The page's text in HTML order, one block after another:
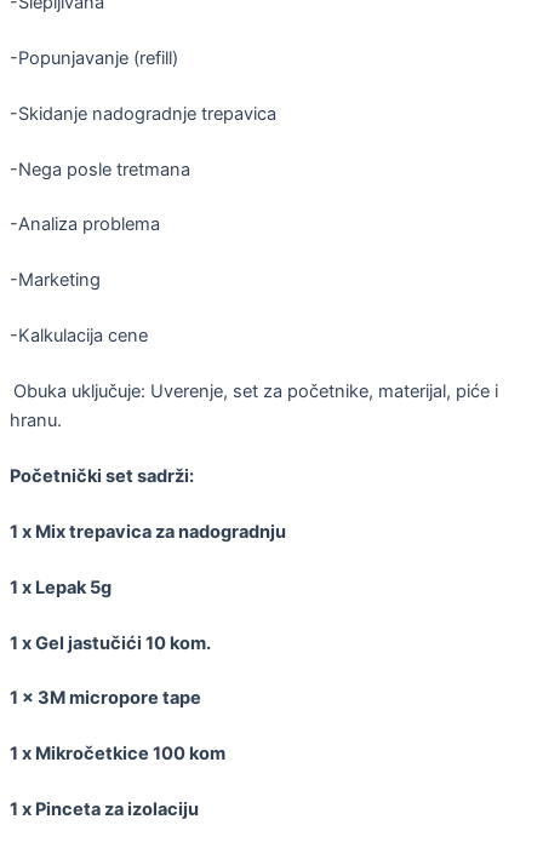
-Popunjavanje (refill)
-Skidanje nadogradnje trepavica
-Nega posle tretmana
-Analiza problema
-Marketing
-Kalkulacija cene
Obuka uključuje: Uverenje, set za početnike, materijal, piće i
hranu.
Početnički set sadrži:
1 x Mix trepavica za nadogradnju
1 x Lepak 5g
1 x Gel jastučići 10 kom.
1 x 3M micropore tape
1 x Mikročetkice 100 kom
1 x Pinceta za izolaciju